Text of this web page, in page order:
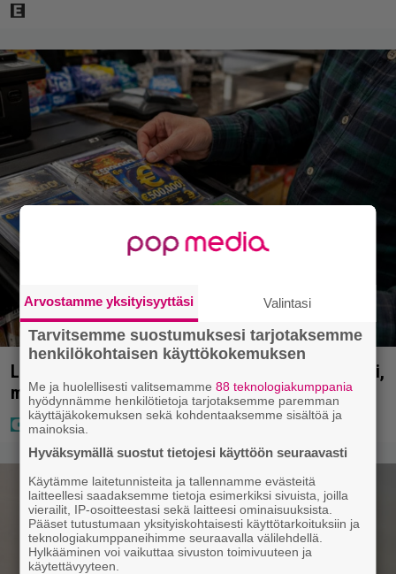
Lapset ostivat isälle lahjaksi arvan – päävoitto tuli,
mutta miten sitten kävikään
Arvostamme yksityisyyttäsi Valintasi
Tarvitsemme suostumuksesi tarjotaksemme
henkilökohtaisen käyttökokemuksen
Me ja huolellisesti valitsemamme88 teknologiakumppania
hyödynnämme henkilötietoja tarjotaksemme paremman
käyttäjäkokemuksen sekä kohdentaaksemme sisältöä ja
mainoksia.
Hyväksymällä suostut tietojesi käyttöön seuraavasti
Käytämme laitetunnisteita ja tallennamme evästeitä
laitteellesi saadaksemme tietoja esimerkiksi sivuista, joilla
vierailit, IP-osoitteestasi sekä laitteesi ominaisuuksista.
Pääset tutustumaan yksityiskohtaisesti käyttötarkoituksiin ja
teknologiakumppaneihimme seuraavalla välilehdellä.
Hylkääminen voi vaikuttaa sivuston toimivuuteen ja
käytettävyyteen.